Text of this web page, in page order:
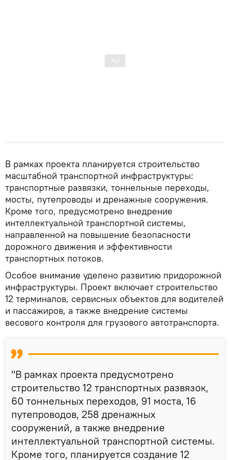
В рамках проекта планируется строительство
масштабной транспортной инфраструктуры:
транспортные развязки, тоннельные переходы,
мосты, путепроводы и дренажные сооружения.
Кроме того, предусмотрено внедрение
интеллектуальной транспортной системы,
направленной на повышение безопасности
дорожного движения и эффективности
транспортных потоков.
Особое внимание уделено развитию придорожной
инфраструктуры. Проект включает строительство
12 терминалов, сервисных объектов для водителей
и пассажиров, а также внедрение системы
весового контроля для грузового автотранспорта.
"В рамках проекта предусмотрено
строительство 12 транспортных развязок,
60 тоннельных переходов, 91 моста, 16
путепроводов, 258 дренажных
сооружений, а также внедрение
интеллектуальной транспортной системы.
Кроме того, планируется создание 12